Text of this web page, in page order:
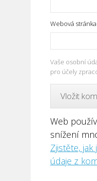
Webová stránka
Vaše osobní
pro účely
Web
snížení
Zjistěte,
údaje z